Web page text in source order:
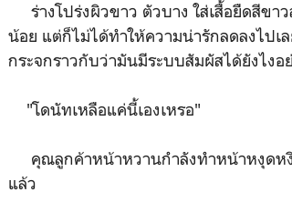
ร่างโปร่งผิวขาว ตัวบาง ใส่เสื้อยืดสีข
น้อย แต่ก็ไม่ได้ทำให้ความน่ารักลดลงไป
กระจกราวกับว่ามันมีระบบสัมผัสได้ยังไงอ
"โดนัทเหลือแค่นี้เองเหรอ"
คุณลูกค้าหน้าหวานกำลังทำหน้าหงุดหงิ
แล้ว